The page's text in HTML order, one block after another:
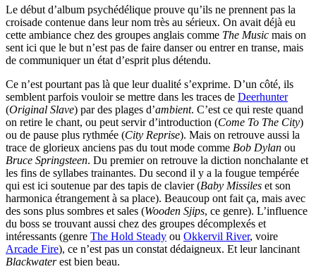
Le début d’album psychédélique prouve qu’ils ne prennent pas la
croisade contenue dans leur nom très au sérieux. On avait déjà eu
cette ambiance chez des groupes anglais comme The Music mais on
sent ici que le but n’est pas de faire danser ou entrer en transe, mais
de communiquer un état d’esprit plus détendu.
Ce n’est pourtant pas là que leur dualité s’exprime. D’un côté, ils
semblent parfois vouloir se mettre dans les traces de Deerhunter
(Original Slave) par des plages d’ambient. C’est ce qui reste quand
on retire le chant, ou peut servir d’introduction (Come To The City)
ou de pause plus rythmée (City Reprise). Mais on retrouve aussi la
trace de glorieux anciens pas du tout mode comme Bob Dylan ou
Bruce Springsteen. Du premier on retrouve la diction nonchalante et
les fins de syllabes trainantes. Du second il y a la fougue tempérée
qui est ici soutenue par des tapis de clavier (Baby Missiles et son
harmonica étrangement à sa place). Beaucoup ont fait ça, mais avec
des sons plus sombres et sales (Wooden Sjips, ce genre). L’influence
du boss se trouvant aussi chez des groupes décomplexés et
intéressants (genre The Hold Steady ou Okkervil River, voire
Arcade Fire), ce n’est pas un constat dédaigneux. Et leur lancinant
Blackwaterest bien beau.